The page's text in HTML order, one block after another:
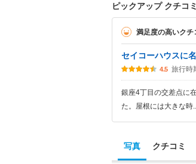
ピックアップ クチコミ
満足度の高いクチ
セイコーハウスに
4.5 旅行時
銀座4丁目の交差点に
た。屋根には大きな時
写真 クチコミ